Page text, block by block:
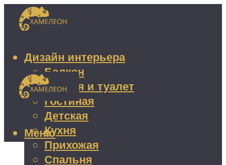
Дизайн интерьера
Балкон
Ванная и туалет
Гостиная
Детская
Кухня
Прихожая
Спальня
Меню